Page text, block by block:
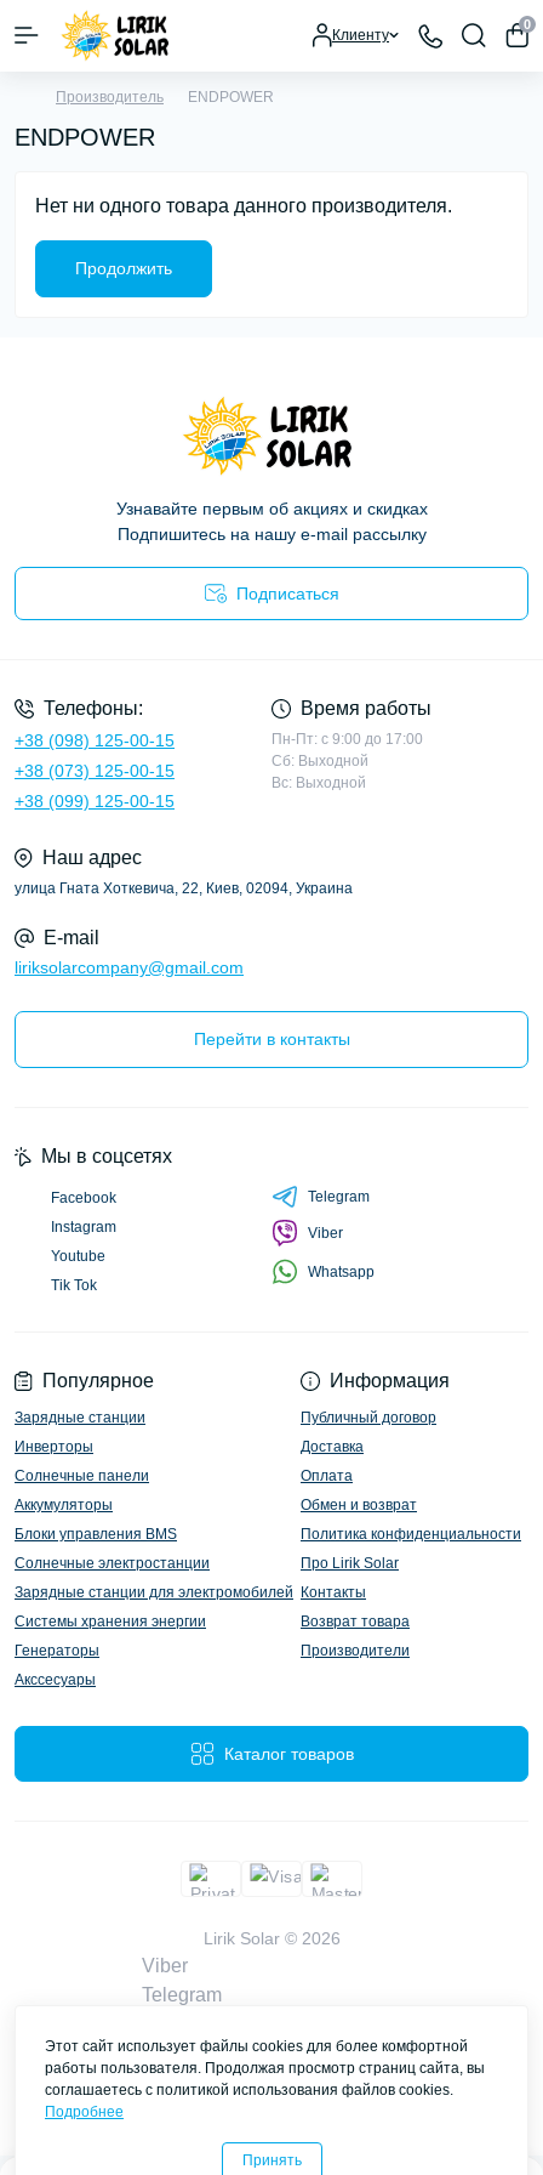
Клиенту
0
Производитель ENDPOWER
ENDPOWER
Нет ни одного товара данного производителя.
Продолжить
Узнавайте первым об акциях и скидках
Подпишитесь на нашу e-mail рассылку
Подписаться
Телефоны:
+38 (098) 125-00-15
+38 (073) 125-00-15
+38 (099) 125-00-15
Время работы
Пн-Пт: с 9:00 до 17:00
Сб: Выходной
Вс: Выходной
Наш адрес
улица Гната Хоткевича, 22, Киев, 02094, Украина
E-mail
liriksolarcompany@gmail.com
Перейти в контакты
Популярное
Зарядные станции
Инверторы
Солнечные панели
Аккумуляторы
Блоки управления BMS
Солнечные электростанции
Зарядные станции для электромобилей
Системы хранения энергии
Генераторы
Акссесуары
Информация
Публичный договор
Доставка
Оплата
Обмен и возврат
Политика конфиденциальности
Про Lirik Solar
Контакты
Возврат товара
Производители
Каталог товаров
Мы в соцсетях
Facebook
Instagram
Youtube
Tik Tok
Telegram
Viber
Whatsapp
Lirik Solar © 2026
Viber
Telegram
liriksolarcompany@gmail.com
Заказать звонок
Этот сайт использует файлы cookies для более комфортной
работы пользователя. Продолжая просмотр страниц сайта, вы
соглашаетесь с политикой использования файлов cookies.
Подробнее
Принять